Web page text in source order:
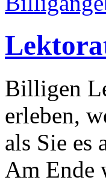
Billigen
erleben,
als Sie es
Am Ende